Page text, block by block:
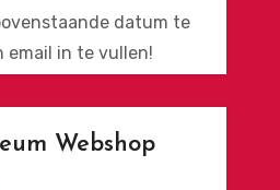
datum te
email in te vullen!
Webshop